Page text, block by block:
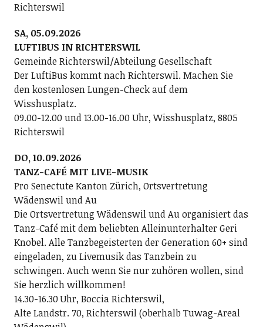
Richterswil
SA, 05.09.2026
LUFTIBUS IN RICHTERSWIL
Gemeinde Richterswil/Abteilung Gesellschaft
Der LuftiBus kommt nach Richterswil. Machen Sie
den kostenlosen Lungen-Check auf dem
Wisshusplatz.
09.00-12.00 und 13.00-16.00 Uhr, Wisshusplatz, 8805
Richterswil
DO, 10.09.2026
TANZ-CAFÉ MIT LIVE-MUSIK
Pro Senectute Kanton Zürich, Ortsvertretung
Wädenswil und Au
Die Ortsvertretung Wädenswil und Au organisiert das
Tanz-Café mit dem beliebten Alleinunterhalter Geri
Knobel. Alle Tanzbegeisterten der Generation 60+ sind
eingeladen, zu Livemusik das Tanzbein zu
schwingen. Auch wenn Sie nur zuhören wollen, sind
Sie herzlich willkommen!
14.30-16.30 Uhr, Boccia Richterswil,
Alte Landstr. 70, Richterswil (oberhalb Tuwag-Areal